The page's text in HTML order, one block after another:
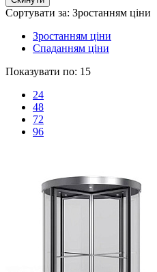
Сортувати за: Зростанням ціни
Зростанням ціни
Спаданням ціни
Показувати по: 15
24
48
72
96